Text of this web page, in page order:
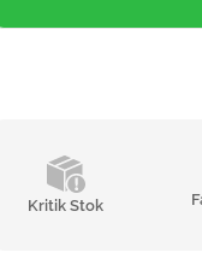
Kritik Stok